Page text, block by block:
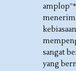
sangat
yang